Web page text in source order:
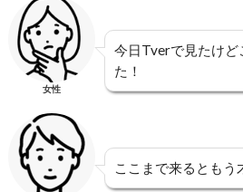
女性
今日Tverで見たけど
た！
ここまで来るともう